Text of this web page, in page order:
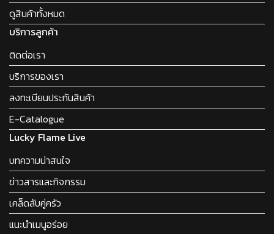
ดูสินค้าทั้งหมด
บริการลูกค้า
ติดต่อเรา
บริการของเรา
ลงทะเบียนประกันสินค้า
E-Catalogue
Lucky Flame Live
บทความน่าสนใจ
ข่าวสารและกิจกรรม
เคล็ดลับคู่ครัว
แนะนำเมนูอร่อย